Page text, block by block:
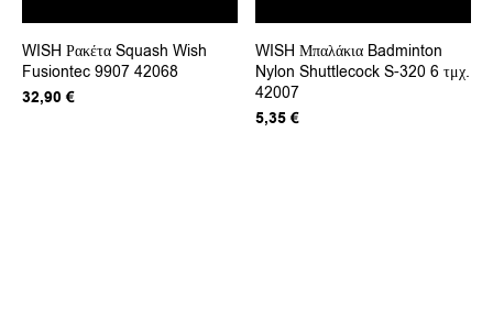
WISH Ρακέτα Squash Wish
Fusiontec 9907 42068
32,90 €
WISH Μπαλάκια Badminton
Nylon Shuttlecock S-320 6 τμχ.
42007
5,35€